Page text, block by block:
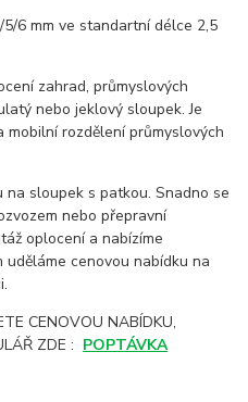
6 mm ve standartní délce 2,5
zahrad, průmyslových
nebo jeklový sloupek. Je
rozdělení průmyslových
sloupek s patkou. Snadno se
nebo přepravní
oplocení a nabízíme
cenovou nabídku na
CENOVOU NABÍDKU,
ZDE : POPTÁVKA